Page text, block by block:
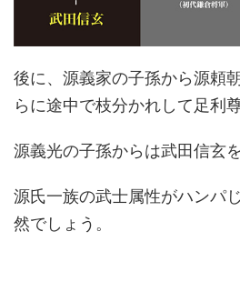
後に、源義家の子孫から源頼
らに途中で枝分かれして足利
源義光の子孫からは武田信玄を
源氏一族の武士属性がハンパ
然でしょう。